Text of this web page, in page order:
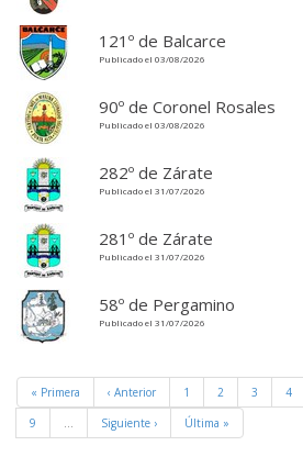
121º de Balcarce
Publicado el 03/08/2026
90º de Coronel Rosales
Publicado el 03/08/2026
282º de Zárate
Publicado el 31/07/2026
281º de Zárate
Publicado el 31/07/2026
58º de Pergamino
Publicado el 31/07/2026
« Primera ‹ Anterior 1 2 3 4
9
… Siguiente › Última »